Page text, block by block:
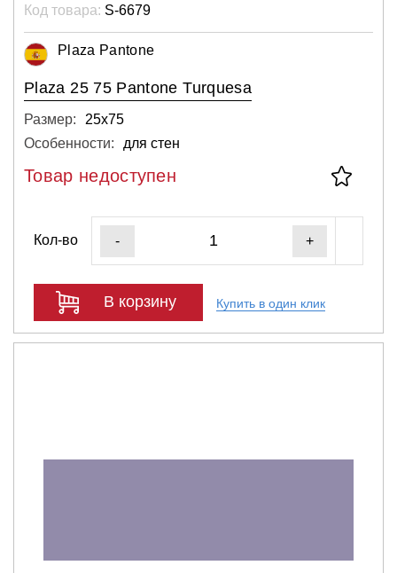
Код товара: S-6679
Plaza Pantone
Plaza 25 75 Pantone Turquesa
Размер:
25х75
Особенности:
для стен
Товар недоступен
Кол-во - +
В корзину Купить в один клик